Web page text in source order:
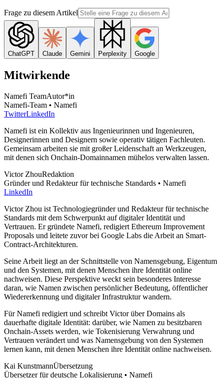
Frage zu diesem Artikel
ChatGPT Claude Gemini Perplexity Google
Mitwirkende
Namefi TeamAutor*in
Namefi-Team • Namefi
TwitterLinkedIn
Namefi ist ein Kollektiv aus Ingenieurinnen und Ingenieuren,
Designerinnen und Designern sowie operativ tätigen Fachleuten.
Gemeinsam arbeiten sie mit großer Leidenschaft an Werkzeugen,
mit denen sich Onchain-Domainnamen mühelos verwalten lassen.
Victor ZhouRedaktion
Gründer und Redakteur für technische Standards • Namefi
LinkedIn
Victor Zhou ist Technologiegründer und Redakteur für technische
Standards mit dem Schwerpunkt auf digitaler Identität und
Vertrauen. Er gründete Namefi, redigiert Ethereum Improvement
Proposals und leitete zuvor bei Google Labs die Arbeit an Smart-
Contract-Architekturen.
Seine Arbeit liegt an der Schnittstelle von Namensgebung, Eigentum
und den Systemen, mit denen Menschen ihre Identität online
nachweisen. Diese Perspektive weckt sein besonderes Interesse
daran, wie Namen zwischen persönlicher Bedeutung, öffentlicher
Wiedererkennung und digitaler Infrastruktur wandern.
Für Namefi redigiert und schreibt Victor über Domains als
dauerhafte digitale Identität: darüber, wie Namen zu besitzbaren
Onchain-Assets werden, wie Tokenisierung Verwahrung und
Vertrauen verändert und was Namensgebung von den Systemen
lernen kann, mit denen Menschen ihre Identität online nachweisen.
Kai KunstmannÜbersetzung
Übersetzer für deutsche Lokalisierung • Namefi